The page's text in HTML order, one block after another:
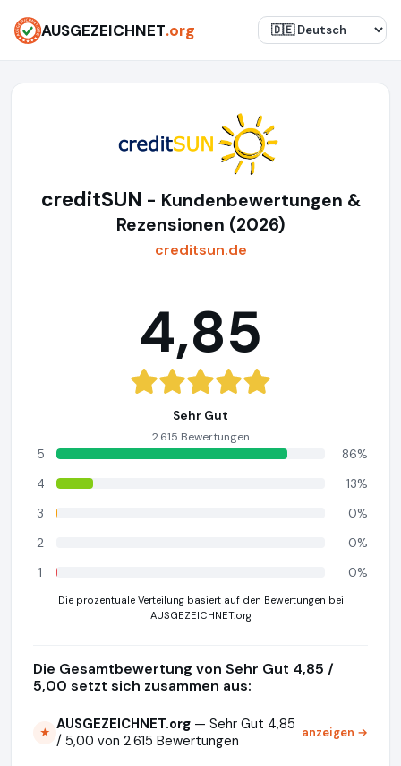
AUSGEZEICHNET.org
creditSUN - Kundenbewertungen &
Rezensionen (2026)
creditsun.de
4,85
Sehr Gut
2.615 Bewertungen
5
86%
4
13%
3
0%
2
0%
1
0%
Die prozentuale Verteilung basiert auf den Bewertungen bei
AUSGEZEICHNET.org
Die Gesamtbewertung von Sehr Gut 4,85 /
5,00 setzt sich zusammen aus:
★ AUSGEZEICHNET.org — Sehr Gut 4,85
/ 5,00 von 2.615 Bewertungen
anzeigen →